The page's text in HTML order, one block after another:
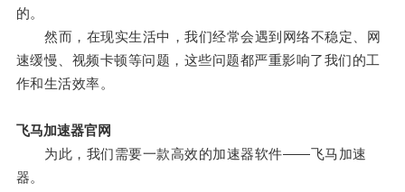
的。
然而，在现实生活中，我们经常会遇到网络不稳定、网
速缓慢、视频卡顿等问题，这些问题都严重影响了我们的工
作和生活效率。
飞马加速器官网
为此，我们需要一款高效的加速器软件——飞马加速
器。